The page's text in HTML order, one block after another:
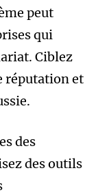
peut
qui
Ciblez
réputation et
des
des outils